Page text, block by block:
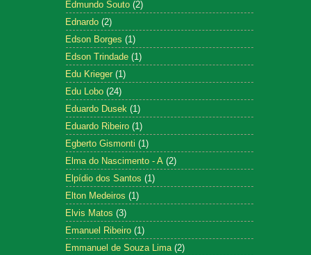
Edmundo Souto (2)
Ednardo (2)
Edson Borges (1)
Edson Trindade (1)
Edu Krieger (1)
Edu Lobo (24)
Eduardo Dusek (1)
Eduardo Ribeiro (1)
Egberto Gismonti (1)
Elma do Nascimento - A (2)
Elpídio dos Santos (1)
Elton Medeiros (1)
Elvis Matos (3)
Emanuel Ribeiro (1)
Emmanuel de Souza Lima (2)